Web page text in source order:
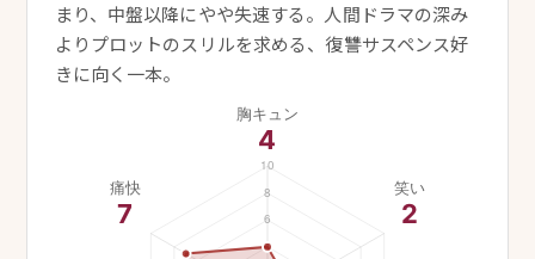
まり、中盤以降にやや失速する。人間ドラマの深み
よりプロットのスリルを求める、復讐サスペンス好
きに向く一本。